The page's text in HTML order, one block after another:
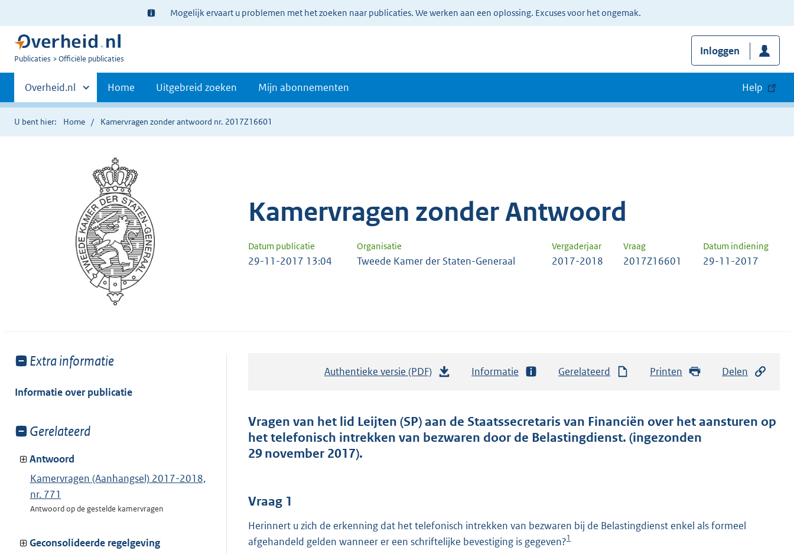
Ter
informatie:
Mogelijk ervaart u problemen met het zoeken naar publicaties. We werken aan een oplossing. Excuses voor het ongemak.
U
Publicaties Officiële publicaties
Inloggen
Primaire
navigatie
Andere
sites
binnen
Overheid.nl Home Uitgebreid zoeken Mijn abonnementen Help
U bent hier: Home Kamervragen zonder antwoord nr. 2017Z16601
Kamervragen zonder Antwoord
Datum publicatie Organisatie Vergaderjaar Vraag Datum indiening
29-11-2017 13:04 Tweede Kamer der Staten-Generaal 2017-2018 2017Z16601 29-11-2017
Toon
van:
Extra informatie
Informatie over publicatie
Toon
van:
Gerelateerd
Antwoord
Kamervragen (Aanhangsel) 2017-2018,
nr. 771
Antwoord op de gestelde kamervragen
Geconsolideerde regelgeving
Authentieke versie (PDF)
t
a
o
o
Informatie Gerelateerd Printen Delen
Vragen van het lid Leijten (SP) aan de Staatssecretaris van Financiën over het aansturen op
het telefonisch intrekken van bezwaren door de Belastingdienst. (ingezonden
29 november 2017).
Vraag 1
Herinnert u zich de erkenning dat het telefonisch intrekken van bezwaren bij de Belastingdienst enkel als formeel
afgehandeld gelden wanneer er een schriftelijke bevestiging is gegeven?1